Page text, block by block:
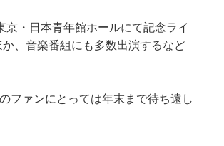
・日本青年館ホールにて記念ライ
、音楽番組にも多数出演するなど
ファンにとっては年末まで待ち遠し